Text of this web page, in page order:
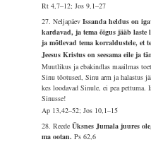
Rt 4,7–12; Jos 9,1–27
27. NeljapäevIssanda heldus on
kardavad, ja tema õigus jääb laste
ja mõtlevad tema korraldustele, et
Jeesus Kristus on seesama eile ja
Muutlikus ja ebakindlas maailmas
Sinu tõotused, Sinu arm ja halastus
kes loodavad Sinule, ei pea pettuma.
Sinusse!
Ap 13,42–52; Jos 10,1–15
28. ReedeÜksnes Jumala juures
ma ootan.Ps 62,6